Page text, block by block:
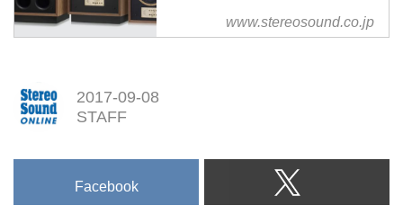
英国タンノイから、70年代のテイ
ストと現代の音響技術を融合した
www.stereosound.co.jp
2017-09-08
STAFF
Facebook